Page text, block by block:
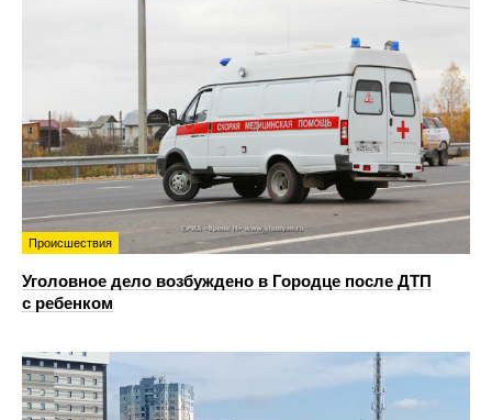
Происшествия
Уголовное дело возбуждено в Городце после ДТП
с ребенком